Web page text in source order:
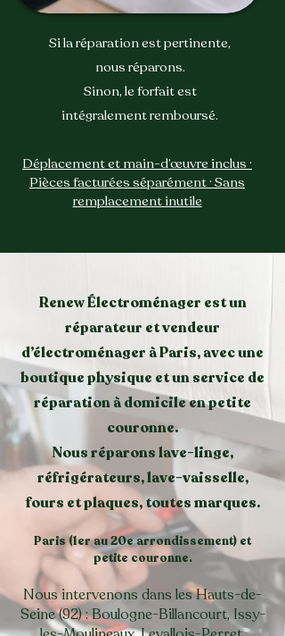
Si la réparation est pertinente,
nous réparons.
Sinon, le forfait est
intégralement remboursé.
Déplacement et main-d’œuvre inclus ·
Pièces facturées séparément · Sans
remplacement inutile
Renew Électroménager est un
réparateur et vendeur
d’électroménager à Paris, avec une
boutique physique et un service de
réparation à domicile en petite
couronne.
Nous réparons lave-linge,
réfrigérateurs, lave-vaisselle,
fours et plaques, toutes marques.
Paris (1er au 20e arrondissement) et
petite couronne.
Nous intervenons dans les Hauts-de-
Seine (92) : Boulogne-Billancourt, Issy-